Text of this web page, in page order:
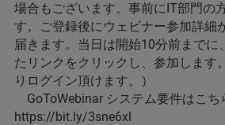
場合もございます。事前にIT部門の
す。ご登録後にウェビナー参加詳細
届きます。当日は開始10分前までに
たリンクをクリックし、参加します
りログイン頂けます。）
GoToWebinar システム要件はこ
https://bit.ly/3sne6xl